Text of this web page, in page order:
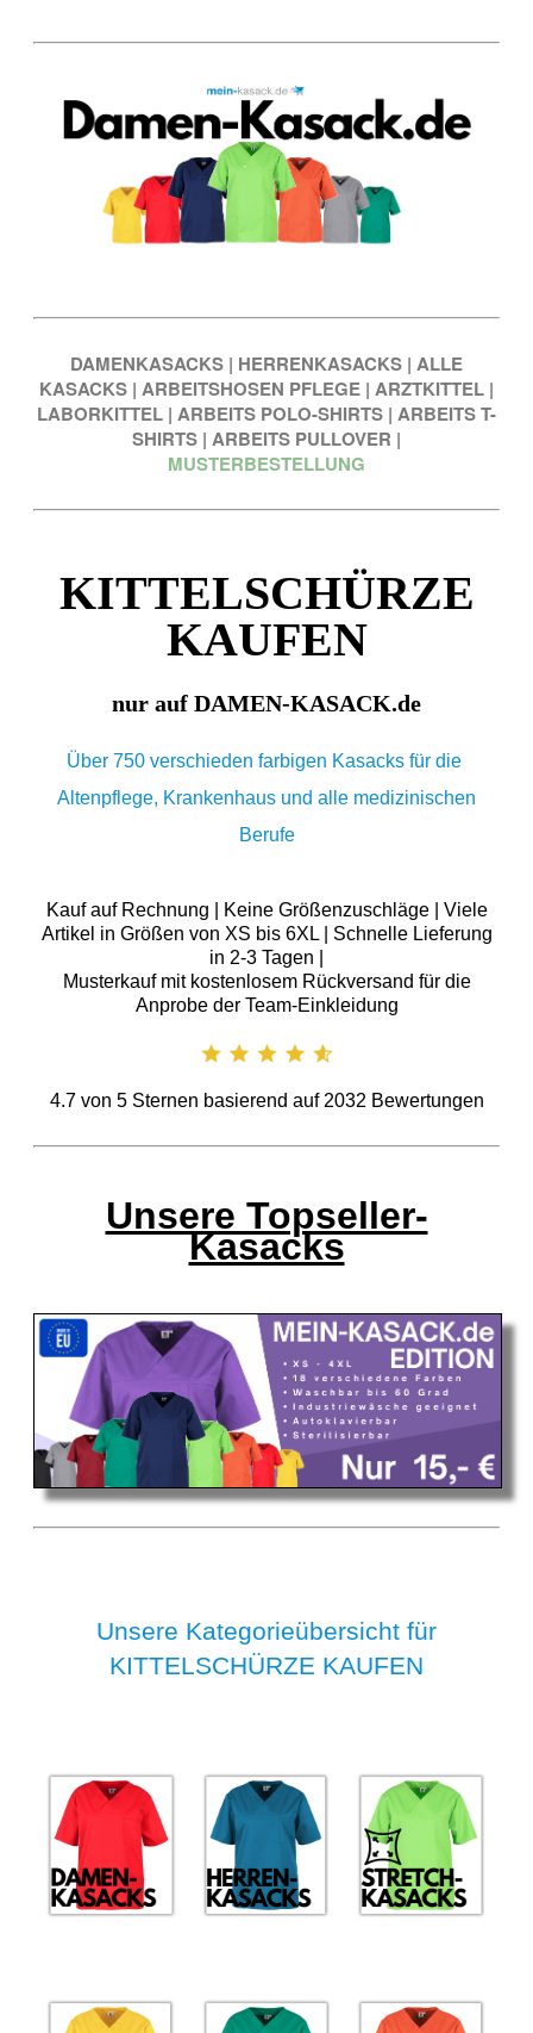
DAMENKASACKS | HERRENKASACKS | ALLE
KASACKS | ARBEITSHOSEN PFLEGE | ARZTKITTEL |
LABORKITTEL | ARBEITS POLO-SHIRTS | ARBEITS T-
SHIRTS | ARBEITS PULLOVER |
MUSTERBESTELLUNG
KITTELSCHÜRZE
KAUFEN
nur auf DAMEN-KASACK.de
Über 750 verschieden farbigen Kasacks für die
Altenpflege, Krankenhaus und alle medizinischen
Berufe
Kauf auf Rechnung | Keine Größenzuschläge | Viele
Artikel in Größen von XS bis 6XL | Schnelle Lieferung
in 2-3 Tagen |
Musterkauf mit kostenlosem Rückversand für die
Anprobe der Team-Einkleidung
4.7von 5Sternen basierend auf 2032 Bewertungen
Unsere Topseller-
Kasacks
Unsere Kategorieübersicht für
KITTELSCHÜRZE KAUFEN